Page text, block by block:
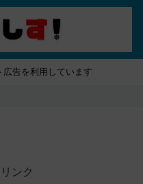
広告を利用しています
ンク